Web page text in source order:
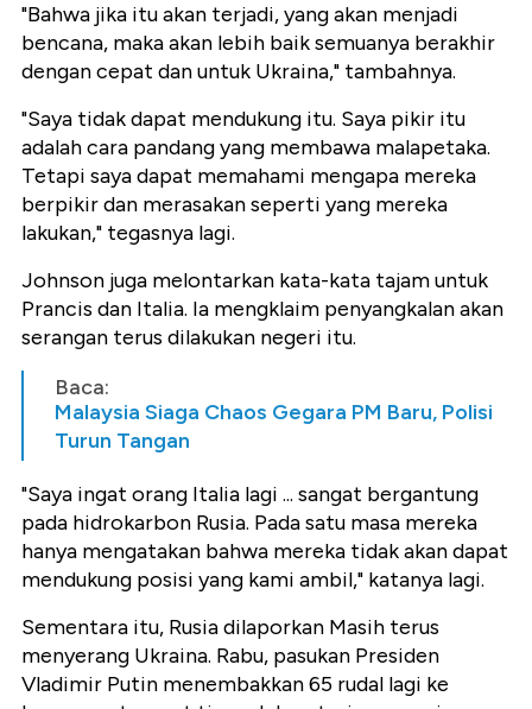
"Bahwa jika itu akan terjadi, yang akan menjadi
bencana, maka akan lebih baik semuanya berakhir
dengan cepat dan untuk Ukraina," tambahnya.
"Saya tidak dapat mendukung itu. Saya pikir itu
adalah cara pandang yang membawa malapetaka.
Tetapi saya dapat memahami mengapa mereka
berpikir dan merasakan seperti yang mereka
lakukan," tegasnya lagi.
Johnson juga melontarkan kata-kata tajam untuk
Prancis dan Italia. Ia mengklaim penyangkalan akan
serangan terus dilakukan negeri itu.
Baca:
Malaysia Siaga Chaos Gegara PM Baru, Polisi
Turun Tangan
"Saya ingat orang Italia lagi ... sangat bergantung
pada hidrokarbon Rusia. Pada satu masa mereka
hanya mengatakan bahwa mereka tidak akan dapat
mendukung posisi yang kami ambil," katanya lagi.
Sementara itu, Rusia dilaporkan Masih terus
menyerang Ukraina. Rabu, pasukan Presiden
Vladimir Putin menembakkan 65 rudal lagi ke